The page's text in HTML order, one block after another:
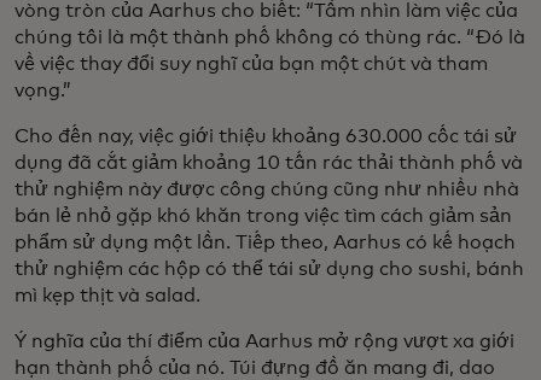
vòng tròn của Aarhus cho biết: “Tầm nhìn làm việc của
chúng tôi là một thành phố không có thùng rác. “Đó là
về việc thay đổi suy nghĩ của bạn một chút và tham
vọng.”
Cho đến nay, việc giới thiệu khoảng 630.000 cốc tái sử
dụng đã cắt giảm khoảng 10 tấn rác thải thành phố và
thử nghiệm này được công chúng cũng như nhiều nhà
bán lẻ nhỏ gặp khó khăn trong việc tìm cách giảm sản
phẩm sử dụng một lần. Tiếp theo, Aarhus có kế hoạch
thử nghiệm các hộp có thể tái sử dụng cho sushi, bánh
mì kẹp thịt và salad.
Ý nghĩa của thí điểm của Aarhus mở rộng vượt xa giới
hạn thành phố của nó. Túi đựng đồ ăn mang đi, dao